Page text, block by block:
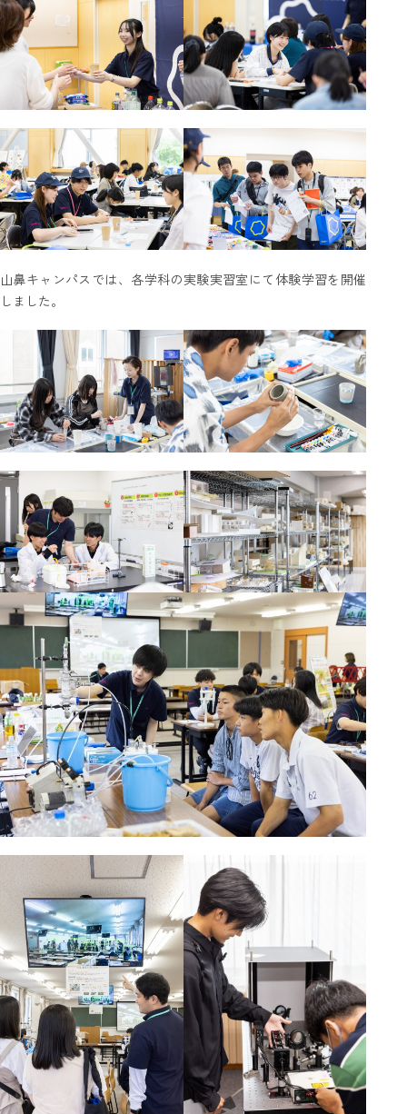
山鼻キャンパスでは、各学科の実験実習室にて体験学習を開催
しました。